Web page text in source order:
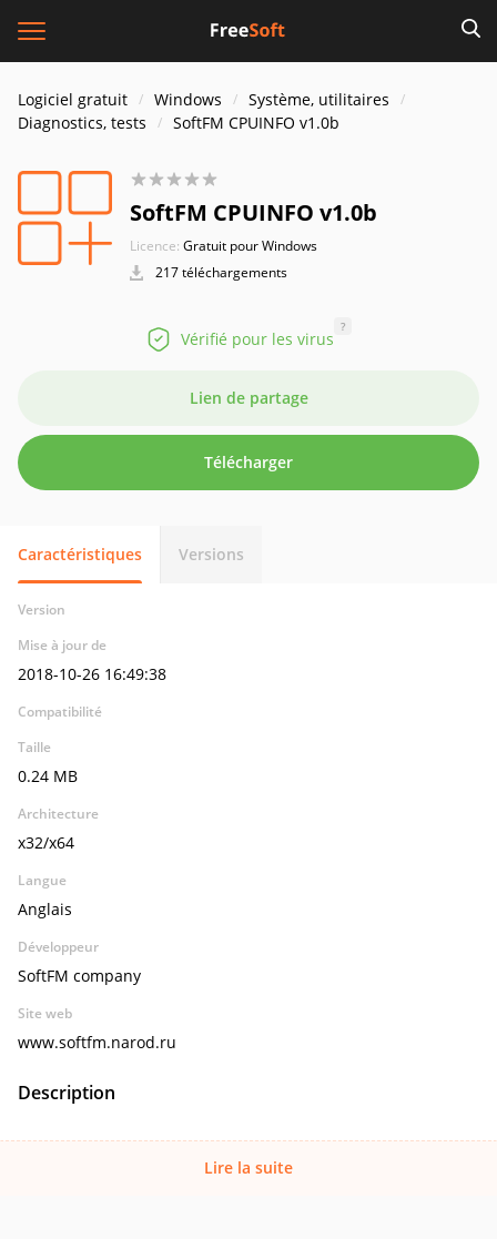
Logiciel gratuit Windows
Système, utilitaires
Diagnostics, tests
SoftFM CPUINFO v1.0b
SoftFM CPUINFO v1.0b
Licence: Gratuit pour Windows
217 téléchargements
Vérifié pour les virus
?
Lien de partage
Télécharger
Caractéristiques Versions
Version
Mise à jour de
2018-10-26 16:49:38
Compatibilité
Taille
0.24 MB
Architecture
x32/x64
Langue
Anglais
Développeur
SoftFM company
Site web
www.softfm.narod.ru
Description
Lire la suite